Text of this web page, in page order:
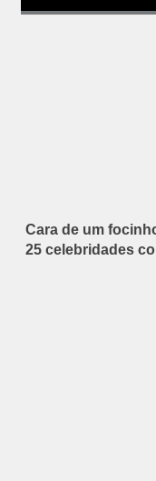
Cara de um
25 celebridades